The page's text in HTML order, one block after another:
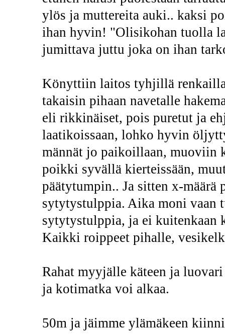
ylös ja muttereita auki.. kaksi
ihan hyvin! "Olisikohan tuolla
jumittava juttu joka on ihan
Könyttiin laitos tyhjillä
takaisin pihaan navetalle
eli rikkinäiset, pois puretut ja
laatikoissaan, lohko hyvin
männät jo paikoillaan, muoviin
poikki syvällä kierteissään,
päätytumpin.. Ja sitten x-
sytytystulppia. Aika moni vaan
sytytystulppia, ja ei kuitenkaan
Kaikki roippeet pihalle,
Rahat myyjälle käteen ja
ja kotimatka voi alkaa.
50m ja jäimme ylämäkeen